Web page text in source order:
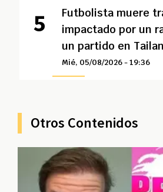
Futbolista muere
impactado por un
un partido en
Mié, 05/08/2026 - 19:36
Otros Contenidos